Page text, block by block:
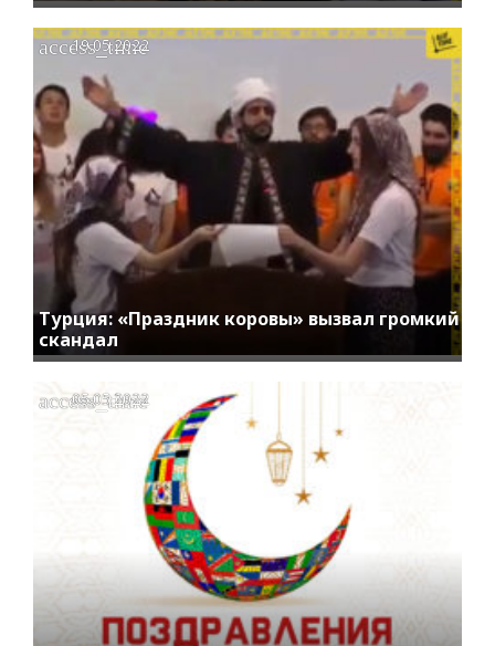
Турция: «Праздник коровы» вызвал громкий
скандал
access_time
19.05.2022
access_time
05.05.2022